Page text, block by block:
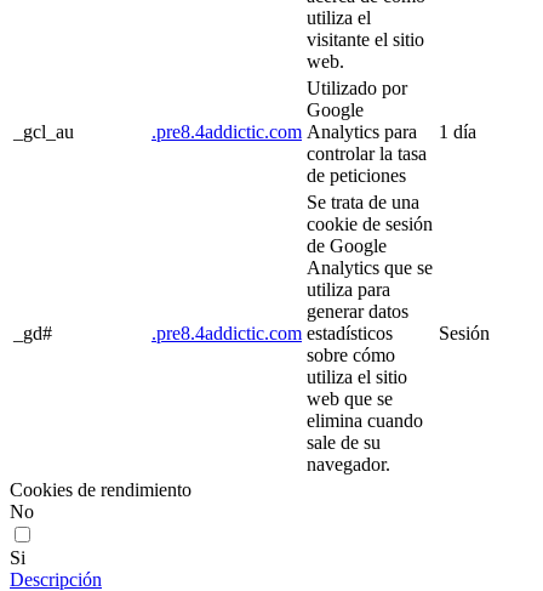
utiliza el
visitante el sitio
web.
_gcl_au .pre8.4addictic.com
Utilizado por
Google
Analytics para
controlar la tasa
de peticiones
1 día
_gd# .pre8.4addictic.com
Se trata de una
cookie de sesión
de Google
Analytics que se
utiliza para
generar datos
estadísticos
sobre cómo
utiliza el sitio
web que se
elimina cuando
sale de su
navegador.
Sesión
Cookies de rendimiento
No
Si
Descripción